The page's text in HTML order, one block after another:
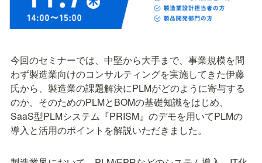
今回のセミナーでは、中堅から大手まで、事業規模を問
わず製造業向けのコンサルティングを実施してきた伊藤
氏から、製造業の課題解決にPLMがどのように寄与する
のか、そのためのPLMとBOMの基礎知識をはじめ、
SaaS型PLMシステム『PRISM』のデモを用いてPLMの
導入と活用のポイントを解説いただきました。